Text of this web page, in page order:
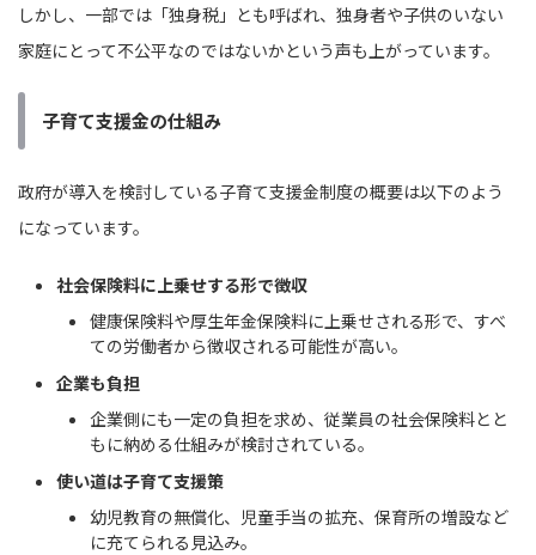
しかし、一部では「独身税」とも呼ばれ、独身者や子供のいない
家庭にとって不公平なのではないかという声も上がっています。
子育て支援金の仕組み
政府が導入を検討している子育て支援金制度の概要は以下のよう
になっています。
社会保険料に上乗せする形で徴収
健康保険料や厚生年金保険料に上乗せされる形で、すべ
ての労働者から徴収される可能性が高い。
企業も負担
企業側にも一定の負担を求め、従業員の社会保険料とと
もに納める仕組みが検討されている。
使い道は子育て支援策
幼児教育の無償化、児童手当の拡充、保育所の増設など
に充てられる見込み。